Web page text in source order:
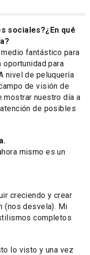
sociales?¿En qué
fantástico para
oportunidad para
nivel de peluquería
de visión de
mostrar nuestro día a
de posibles
mismo es un
creciendo y crear
(nos desvela). Mi
completos
lo visto y una vez